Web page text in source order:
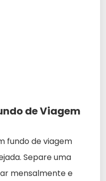
de Viagem
fundo de viagem
Separe uma
mensalmente e